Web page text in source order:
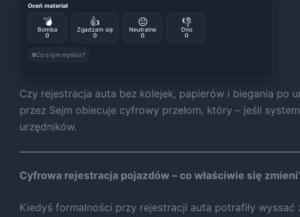
Oceń materiał
💣
Bomba
0
👍
Zgadzam się
0
😐
Neutralne
0
👎
Dno
0
0Co o tym myślisz?
Czy rejestracja auta bez kolejek, papierów i biegania po
przez Sejm obiecuje cyfrowy przełom, który – jeśli
urzędników.
Cyfrowa rejestracja pojazdów – co właściwie się
Kiedyś formalności przy rejestracji auta potrafiły